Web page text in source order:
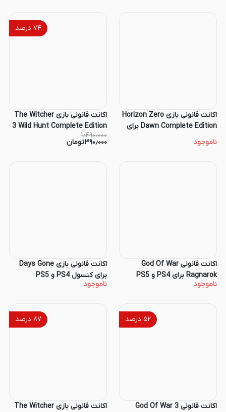
اکانت قانونی بازی Horizon Zero
Dawn Complete Edition برای
PS4 و PS5
ناموجود
۷۴ درصد
اکانت قانونی بازی The Witcher
3 Wild Hunt Complete Edition
برای کنسول PS4 و PS5
۱٫۴۹۰٫۰۰۰
۳۹۰٫۰۰۰تومان
اکانت قانونی God Of War
Ragnarok برای PS4 و PS5
ناموجود
اکانت قانونی بازی Days Gone
برای کنسول PS4 و PS5
ناموجود
۵۲درصد
اکانت قانونی God Of War 3
۸۷ درصد
اکانت قانونی بازی The Witcher